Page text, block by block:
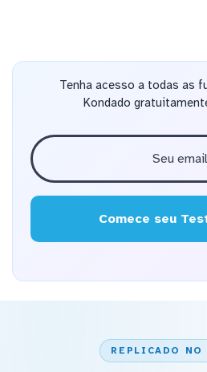
Tenha acesso a todas as
Kondado
Comece seu
REPLICADO NO